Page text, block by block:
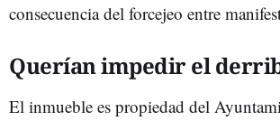
consecuencia del forcejeo entre
Querían impedir el
El inmueble es propiedad del